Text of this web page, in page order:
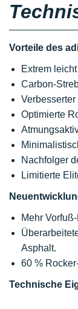
Vorteile des
Extrem
Carbon-
Optimierte
Nachfolger
Limitierte
Mehr
Asphalt.
60 %
Technische